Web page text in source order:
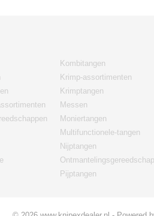
Kombitangen
Krimp-assortimenten
Krimptangen
Messen
Moniertangen
Multifunctionele-tangen
Nijptangen
Pijptangen